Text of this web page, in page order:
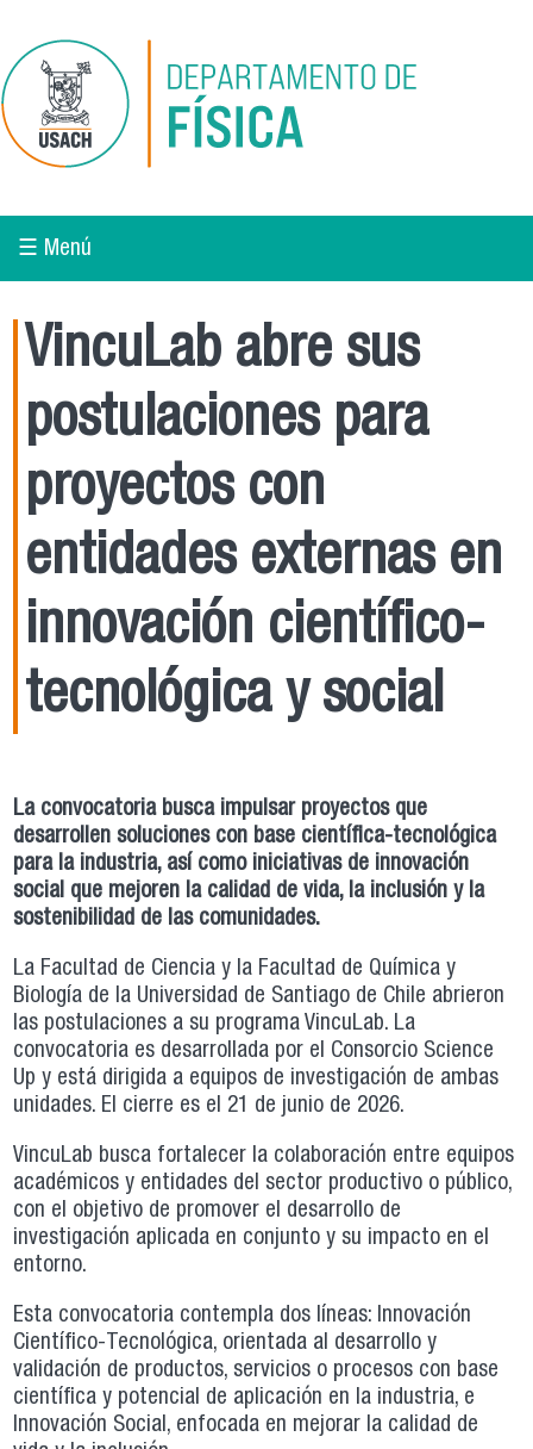
☰ Menú
VincuLab abre sus
postulaciones para
proyectos con
entidades externas en
innovación científico-
tecnológica y social
La convocatoria busca impulsar proyectos que
desarrollen soluciones con base científica-tecnológica
para la industria, así como iniciativas de innovación
social que mejoren la calidad de vida, la inclusión y la
sostenibilidad de las comunidades.
La Facultad de Ciencia y la Facultad de Química y
Biología de la Universidad de Santiago de Chile abrieron
las postulaciones a su programa VincuLab. La
convocatoria es desarrollada por el Consorcio Science
Up y está dirigida a equipos de investigación de ambas
unidades. El cierre es el 21 de junio de 2026.
VincuLab busca fortalecer la colaboración entre equipos
académicos y entidades del sector productivo o público,
con el objetivo de promover el desarrollo de
investigación aplicada en conjunto y su impacto en el
entorno.
Esta convocatoria contempla dos líneas: Innovación
Científico-Tecnológica, orientada al desarrollo y
validación de productos, servicios o procesos con base
científica y potencial de aplicación en la industria, e
Innovación Social, enfocada en mejorar la calidad de